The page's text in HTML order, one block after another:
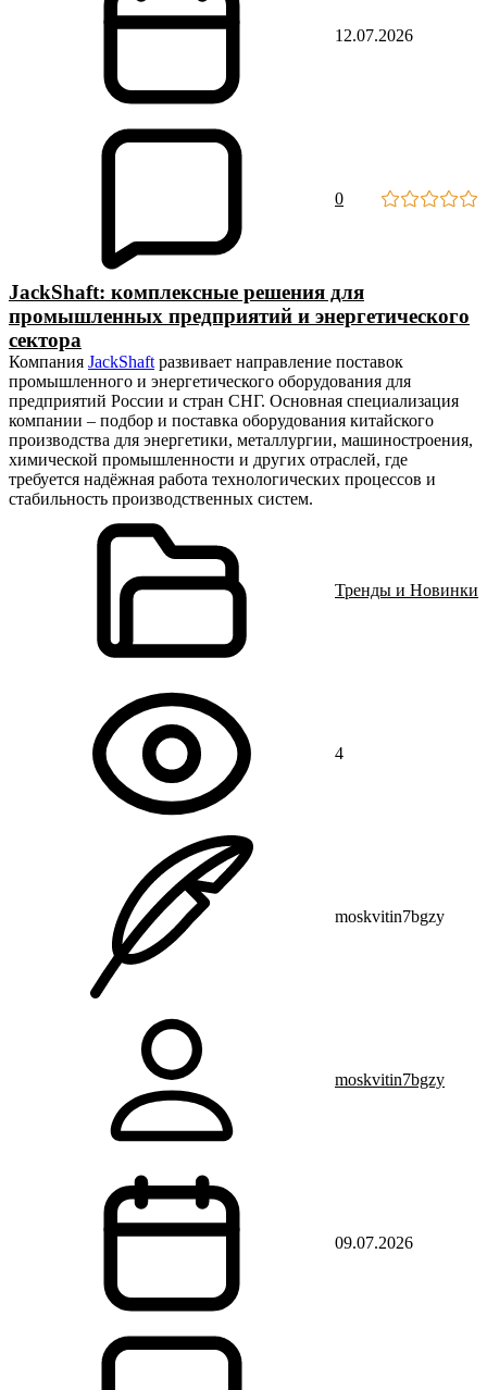
12.07.2026
0
JackShaft: комплексные решения для
промышленных предприятий и энергетического
сектора
Компания JackShaft развивает направление поставок
промышленного и энергетического оборудования для
предприятий России и стран СНГ. Основная специализация
компании – подбор и поставка оборудования китайского
производства для энергетики, металлургии, машиностроения,
химической промышленности и других отраслей, где
требуется надёжная работа технологических процессов и
стабильность производственных систем.
Тренды и Новинки
4
moskvitin7bgzy
moskvitin7bgzy
09.07.2026